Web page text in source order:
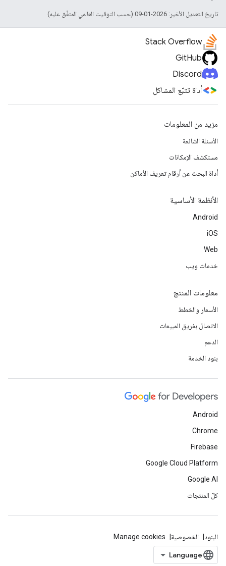
تاريخ التعديل الأخير: 2026-01-09 (حسب التوقيت العالمي المتفَّق عليه)
Stack Overflow
GitHub
Discord
أداة تتبّع المشاكل
مزيد من المعلومات
الأسئلة الشائعة
مستكشف الإمكانات
أداة البحث عن أرقام تعريف الأماكن
الأنظمة الأساسية
Android
iOS
Web
خدمات ويب
معلومات المنتج
الأسعار والخطط
الاتصال بفريق المبيعات
الدعم
بنود الخدمة
Android
Chrome
Firebase
Google Cloud Platform
Google AI
كلّ المنتجات
البنود الخصوصية Manage cookies